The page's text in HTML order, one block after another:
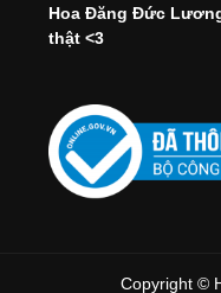
Hoa Đăng Đức
thật <3
Copyright ©